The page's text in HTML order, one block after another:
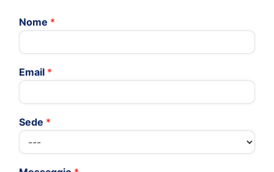
Nome *
Email *
Sede *